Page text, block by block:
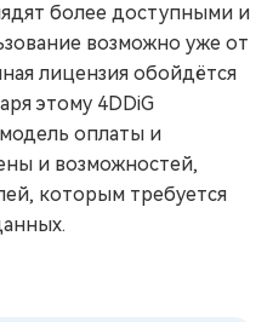
более доступными и
возможно уже от
лицензия обойдётся
этому 4DDiG
оплаты и
и возможностей,
которым требуется